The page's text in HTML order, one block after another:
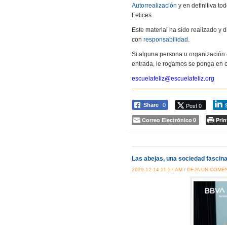
Autorrealización y en definitiva
Felices.
Este material ha sido realizado y
con responsabilidad
Si alguna persona u
entrada, le rogamos se ponga en
escuelafeliz@escuelafeliz.org
Share 0 Post 0
Correo Electrónico 0
Las abejas, una sociedad
2020-12-14 11:57 AM / DEJA UN